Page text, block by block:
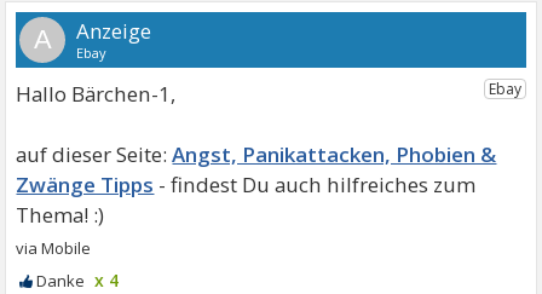
A
Hallo Bärchen-1,
Angst, Panikattacken, Phobien &
Zwänge Tipps
x 4